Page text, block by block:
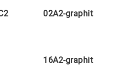
02A2-graphit
16A2-graphit